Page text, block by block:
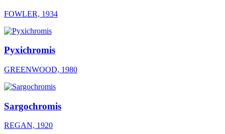
FOWLER, 1934
Pyxichromis
GREENWOOD, 1980
Sargochromis
REGAN, 1920